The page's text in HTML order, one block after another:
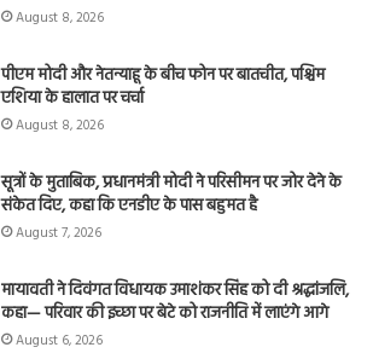
August 8, 2026
पीएम मोदी और नेतन्याहू के बीच फोन पर बातचीत, पश्चिम
एशिया के हालात पर चर्चा
August 8, 2026
सूत्रों के मुताबिक, प्रधानमंत्री मोदी ने परिसीमन पर जोर देने के
संकेत दिए, कहा कि एनडीए के पास बहुमत है
August 7, 2026
मायावती ने दिवंगत विधायक उमाशंकर सिंह को दी श्रद्धांजलि,
कहा— परिवार की इच्छा पर बेटे को राजनीति में लाएंगे आगे
August 6, 2026